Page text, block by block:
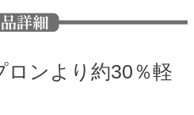
ロンより約30％軽